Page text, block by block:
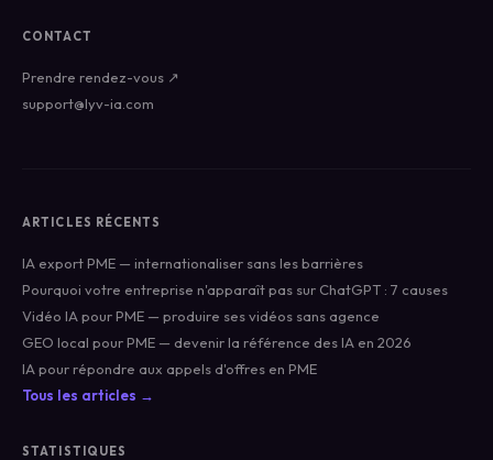
CONTACT
Prendre rendez-vous ↗
support@lyv-ia.com
ARTICLES RÉCENTS
IA export PME — internationaliser sans les barrières
Pourquoi votre entreprise n'apparaît pas sur ChatGPT : 7 causes
Vidéo IA pour PME — produire ses vidéos sans agence
GEO local pour PME — devenir la référence des IA en 2026
IA pour répondre aux appels d'offres en PME
Tous les articles →
STATISTIQUES